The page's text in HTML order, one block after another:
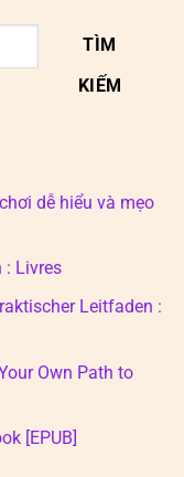
TÌM
KIẾM
dễ hiểu và mẹo
: Livres
Leitfaden :
Own Path to
[EPUB]